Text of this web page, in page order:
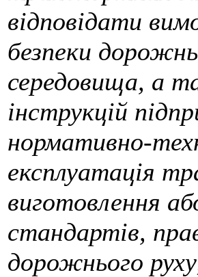
відповідати
безпеки
середовища, а
інструкцій
нормативно-
експлуатація
виготовлення
стандартів,
дорожнього